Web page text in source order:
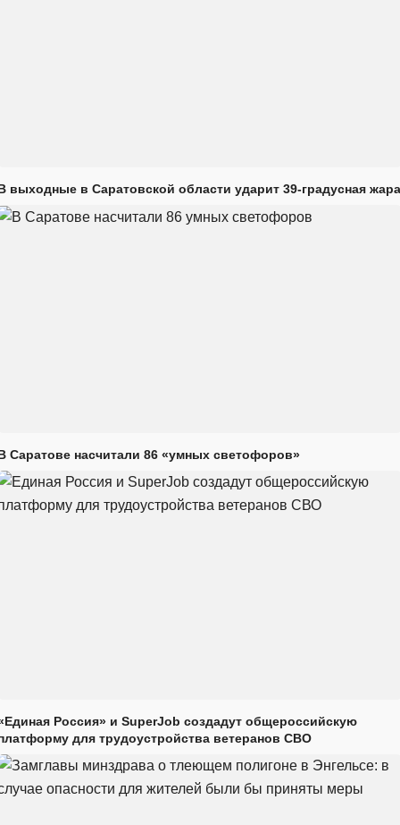
выходные в Саратовской области ударит 39-градусная жара
Саратове насчитали 86 «умных светофоров»
Россия» и SuperJob создадут общероссийскую
для трудоустройства ветеранов СВО